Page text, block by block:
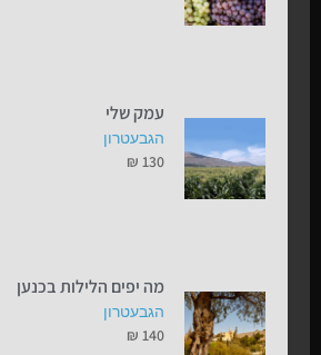
עמק שלי
הגבעטרון
₪ 130
מה יפים הלילות בכנען
הגבעטרון
₪ 140